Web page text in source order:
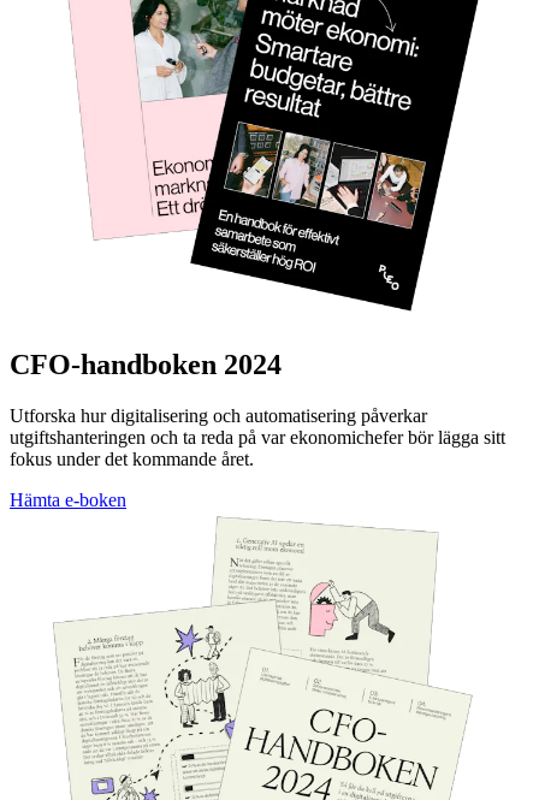
CFO-handboken 2024
Utforska hur digitalisering och automatisering påverkar
utgiftshanteringen och ta reda på var ekonomichefer bör lägga sitt
fokus under det kommande året.
Hämta e-boken